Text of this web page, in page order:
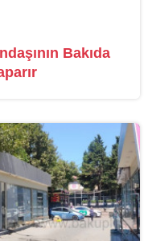
Bakıda